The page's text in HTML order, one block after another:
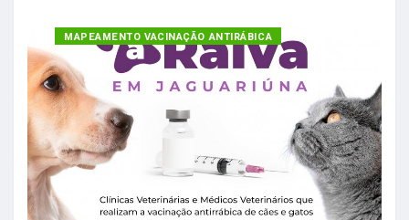
MAPEAMENTO VACINAÇÃO ANTIRÁBICA